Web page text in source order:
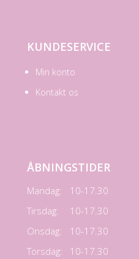
KUNDESERVICE
Min konto
Kontakt os
ÅBNINGSTIDER
Mandag:
10-17.30
Tirsdag:
10-17.30
Onsdag:
10-17.30
Torsdag:
10-17.30